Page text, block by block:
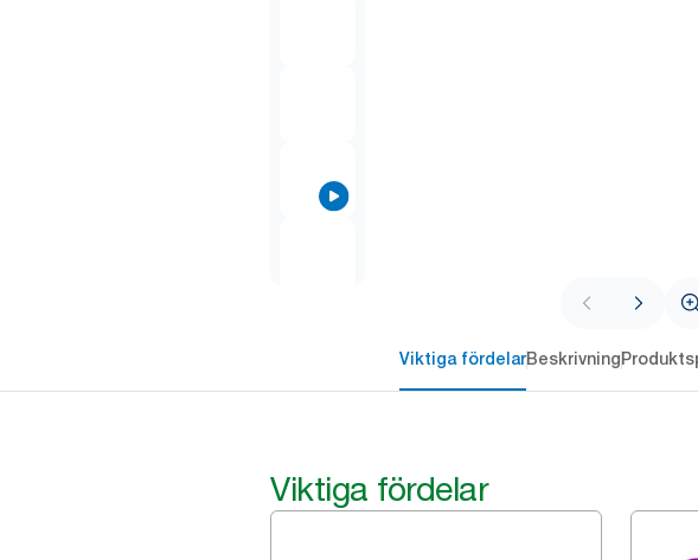
Viktiga fördelarBeskrivning
Viktiga fördelar